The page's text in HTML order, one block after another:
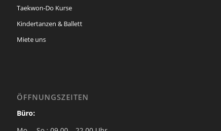
Taekwon-Do Kurse
Kindertanzen & Ballett
Miete uns
ÖFFNUNGSZEITEN
Büro: